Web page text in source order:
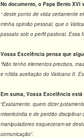
No documento, o Papa Bento
“ deste ponto de vista certamente
minha opinião pessoal, que o
passato sob o perfil pastoral. Essa
Vossa Excelência pensa que
“Não tenho elementos precisos,
e nítida aceitação do Vaticano II.
Em suma, Vossa Excelência
“Exatamente, quero dizer
misericórdia e de perdão
manipuladores esqueceram-se
comunicação”.